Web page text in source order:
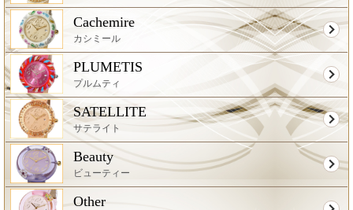
Cachemire
カシミール
PLUMETIS
プルムティ
SATELLITE
サテライト
Beauty
ビューティー
Other